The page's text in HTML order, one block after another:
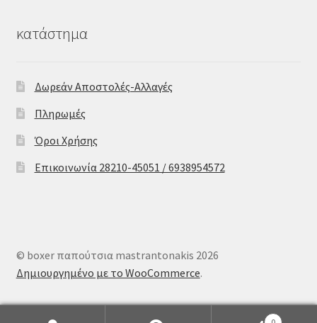
κατάστημα
Δωρεάν Αποστολές-Αλλαγές
Πληρωμές
Όροι Χρήσης
Επικοινωνία 28210-45051 / 6938954572
© boxer παπούτσια mastrantonakis 2026
Δημιουργημένο με το WooCommerce.